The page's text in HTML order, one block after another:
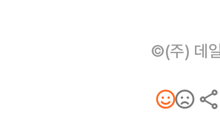
©(주) 데